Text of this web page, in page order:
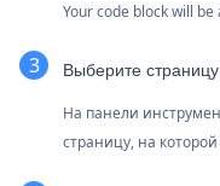
Your code block will
Выберите
На панели
страницу, на